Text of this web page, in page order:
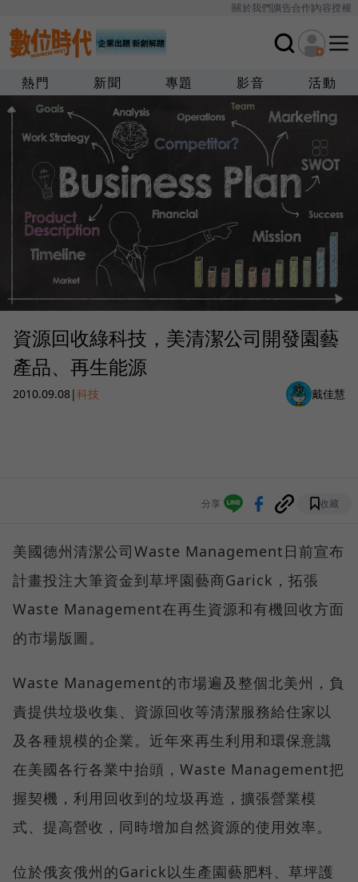
關於我們廣告合作內容授權
熱門 新聞 專題 影音 活動
資源回收綠科技，美清潔公司開發園藝
產品、再生能源
2010.09.08|科技 戴佳慧
分享 收藏
美國德州清潔公司Waste Management日前宣布
計畫投注大筆資金到草坪園藝商Garick，拓張
Waste Management在再生資源和有機回收方面
的市場版圖。
Waste Management的市場遍及整個北美州，負
責提供垃圾收集、資源回收等清潔服務給住家以
及各種規模的企業。近年來再生利用和環保意識
在美國各行各業中抬頭，Waste Management把
握契機，利用回收到的垃圾再造，擴張營業模
式、提高營收，同時增加自然資源的使用效率。
位於俄亥俄州的Garick以生產園藝肥料、草坪護